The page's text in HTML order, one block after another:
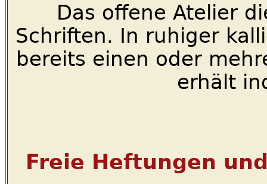
Das offene Atelier
Schriften. In ruhiger
bereits einen oder
erhält
Freie Heftungen